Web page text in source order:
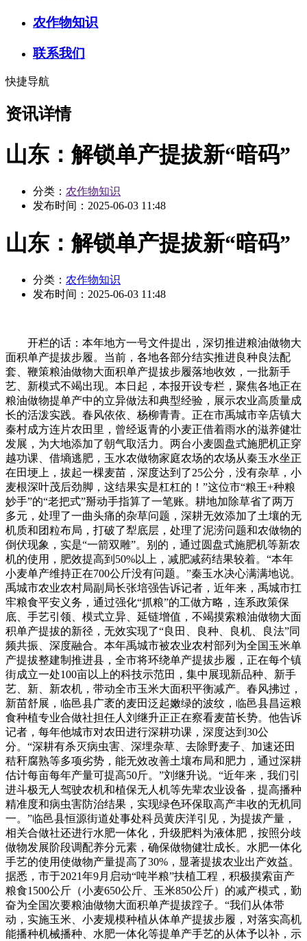
农作物知识
联系我们
快捷导航
资讯详情
山东：解锁单产提拔新“暗码”
分类： 农作物知识
发布时间： 2025-06-03 11:48
山东：解锁单产提拔新“暗码”
分类： 农作物知识
发布时间： 2025-06-03 11:48
开栏的话：本年地方一号文件提出，深切推进粮油做物大
面积单产提拔步履。当前，各地各部分结实推进良种良法配
套、鞭策粮油做物大面积单产提拔步履落地收效，一批新手
艺、新模式不竭出现。本日起，本报开设专栏，聚焦各地正在
粮油做物提单产中的立异做法和典型经验，展示农业高质量成
长的活泼实践。春风依依、杨柳青青。正在市禹城市辛店镇大
秦村成方连片农田里，曾经返青的小麦正借着雨水的滋养健壮
发展，为大地添加了朝气取活力。两台小麦圆盘式施肥机正穿
越功课、借墒逃肥，玉水农做物家庭农场的农场从秦玉水坐正
在田埂上，拔起一棵麦苗，深度达到了25公分，没有杂草，小
麦根深叶茂后劲脚，这结果实是杠杠的！”这位市“粮王+种粮
妙手”的“老把式”掰动手指算了一笔账。耕地加除草省了两万
多元，处理了一曲头痛的杂草问题，深耕无效添加了土壤的无
机质和团粒布局，打破了犁底层，处理了泥涝问题和农做物的
倒伏现象，实是“一箭双雕”。别的，通过圆盘式施肥机等新农
机的使用，肥效提高到50%以上，减肥减药结果较着。“本年
小麦单产维持正在700公斤没有问题。”秦玉水决心满满地说。
禹城市农业农村局副局长张培强告诉记者，近年来，禹城市扛
牢粮食平安义务，通过强化“抓粮”的工做方略，连系政策保
底、手艺引领、模式立异、延链增值，不竭摸索粮油做物大面
积单产提拔的新径，无效实现了“良田、良种、良机、良法”同
频共振、深度融合。本年禹城市被农业农村部列为全国玉米单
产提拔整建制推进县，全市将环绕单产提拔步履，正在每个镇
街成立一处100亩以上的科技示范田，集中展现新品种、新手
艺、新、新农机，带动全市玉米大面积平衡减产。春风拂过，
新苗舒展，临邑县广袤的麦田泛起嫩绿的波纹，临邑县昌运粮
食种植专业合做社担任人刘继升正正在察看麦苗长势。他告诉
记者，每年他城市对农田进行深耕功课，深度达到30公
分。“深耕有杀灭病虫害、深埋杂草、去除野麦子、加速还田
秸秆腐熟等多项劣势，能无效改善土壤布局和肥力，通过深耕
估计每亩每年产量可提高50斤。”刘继升说。“近年来，我们引
进斗极无人驾驶农机和植保无人机等先辈农业设备，提高播种
精准度和病虫害防治结果，实现绿色环保取高产丰收的无机同
一。”临邑县恒源街道处事处科员黄庆洋引见，为提拔产量，
相关合做社还进行水肥一体化，升级肥料为液体肥，按照分歧
做物发展阶段调配养分元素，确保做物健壮成长。水肥一体化
手艺的使用使做物产量提高了30%，显著提拔农业出产效益。
据悉，市于2021年9月启动“吨半粮”扶植工程，积极摸索亩产
粮食1500公斤（小麦650公斤、玉米850公斤）的减产模式，勤
奋为全国次要粮油做物大面积单产提拔蹚子。“我们从体带
动，实施玉米、小麦规模种植从体单产提拔步履，对落实高机
能播种机械播种、水肥一体化等提单产手艺的从体予以补，示